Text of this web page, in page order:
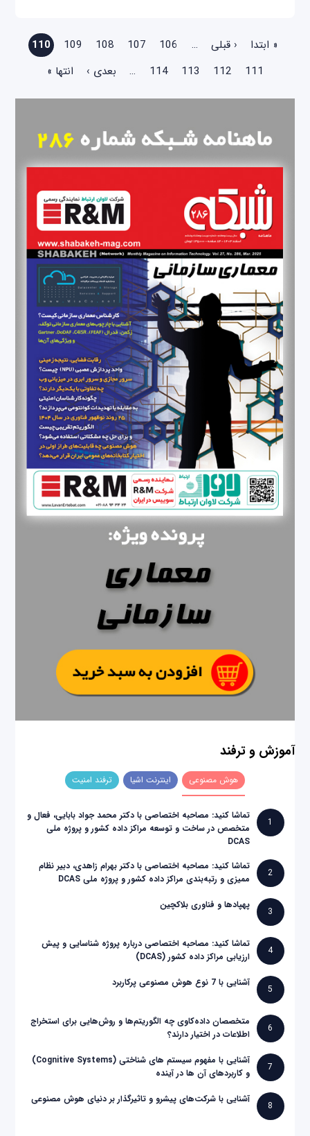
صفحه‌ها
« ابتدا ‹ قبلی …
106
107
108
109
110
111
112
113
114
… بعدی › انتها »
آموزش و ترفند
هوش مصنوعی اینترنت اشیا ترفند امنیت
1
تماشا کنید: مصاحبه اختصاصی با دکتر محمد جواد بابایی، فعال و
متخصص در ساخت و توسعه مراکز داده کشور و پروژه ملی
DCAS
2
تماشا کنید: مصاحبه اختصاصی با دکتر بهرام زاهدی، دبیر نظام
ممیزی و رتبه‌بندی مراکز داده کشور و پروژه ملی DCAS
3
پهپادها و فناوری بلاکچین
4
تماشا کنید: مصاحبه اختصاصی درباره پروژه شناسایی و پیش
ارزیابی مراکز داده کشور (DCAS)
5
آشنایی با 7 نوع هوش مصنوعی پرکاربرد
6
متخصصان داده‌کاوی چه الگوریتم‌ها و روش‌هایی برای استخراج
اطلاعات در اختیار دارند؟
7
آشنایی با مفهوم سیستم های شناختی (Cognitive Systems)
و کاربردهای آن ها در آینده
8
آشنایی با شرکت‌های پیشرو و تاثیرگذار بر دنیای هوش مصنوعی